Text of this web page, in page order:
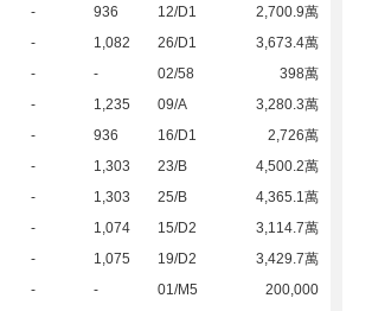
- 936 12/D1
2,700.9萬
- 1,082 26/D1
3,673.4萬
- - 02/58
398萬
- 1,235 09/A
3,280.3萬
- 936 16/D1
2,726萬
- 1,303 23/B
4,500.2萬
- 1,303 25/B
4,365.1萬
- 1,074 15/D2
3,114.7萬
- 1,075 19/D2
3,429.7萬
- - 01/M5
200,000